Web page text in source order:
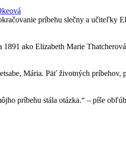
príbehu slečny a učiteľky
1891 ako Elizabeth Marie
Mária. Päť životných príbehov,
príbehu stála otázka.“ – píše